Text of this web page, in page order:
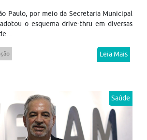
Paulo, por meio da Secretaria Municipal
o esquema drive-thru em diversas
Leia Mais
Saúde